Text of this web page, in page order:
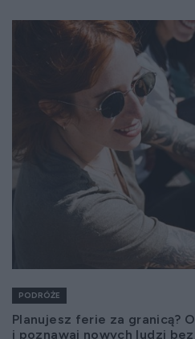
PODRÓŻE
Planujesz ferie za granicą?
i poznawaj nowych ludzi